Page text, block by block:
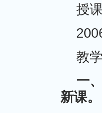
授
教
一
新课。